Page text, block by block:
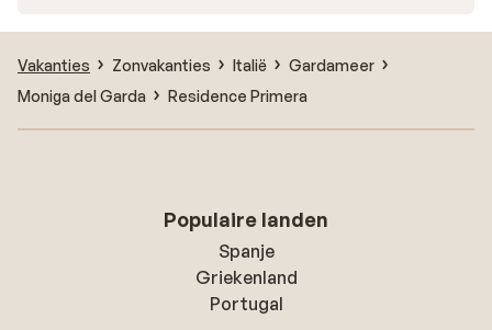
Vakanties Zonvakanties Italië
Gardameer
Moniga del Garda
Residence Primera
Populaire landen
Spanje
Griekenland
Portugal